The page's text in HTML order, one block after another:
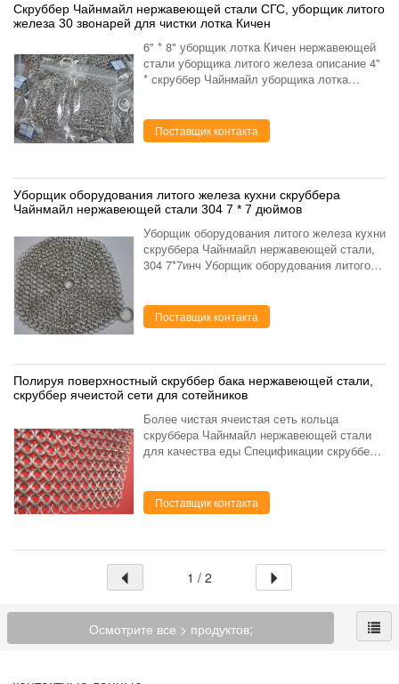
Скруббер Чайнмайл нержавеющей стали СГС, уборщик литого
железа 30 звонарей для чистки лотка Кичен
6" * 8" уборщик лотка Кичен нержавеющей
стали уборщика литого железа описание 4"
* скруббер Чайнмайл уборщика лотка
диаметр провода ...
Поставщик контакта
Уборщик оборудования литого железа кухни скруббера
Чайнмайл нержавеющей стали 304 7 * 7 дюймов
Уборщик оборудования литого железа кухни
скруббера Чайнмайл нержавеющей стали,
304 7*7инч Уборщик оборудования литого
использован для того чтобы очи...
Поставщик контакта
Полируя поверхностный скруббер бака нержавеющей стали,
скруббер ячеистой сети для сотейников
Более чистая ячеистая сеть кольца
скруббера Чайнмайл нержавеющей стали
для качества еды Спецификации скруббера
на стене диаметр коль...
Поставщик контакта
1 / 2
Осмотрите все > продуктов;